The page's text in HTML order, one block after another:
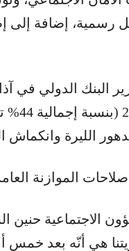
إضافة إلى
الليرة وانكماش
الموازنة
الاجتماعية حنين
هي أنّه بعد